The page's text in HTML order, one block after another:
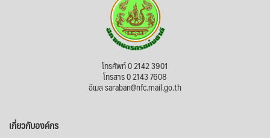
โทรศัพท์ 0 2142 3901
โทรสาร 0 2143 7608
อีเมล saraban@nfc.mail.go.th
เกี่ยวกับองค์กร